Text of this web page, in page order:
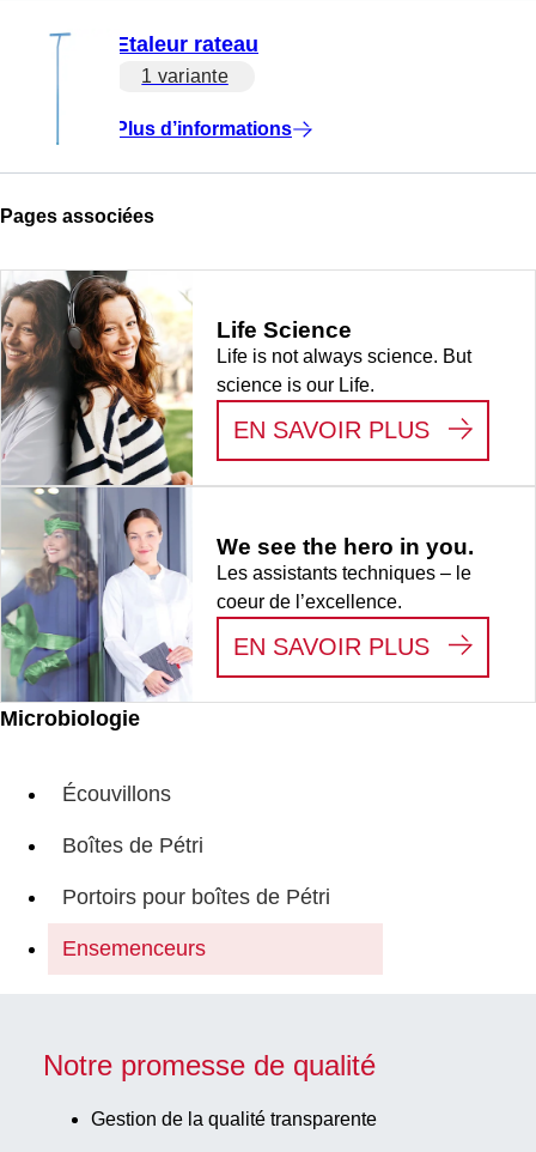
Microbiologie
Écouvillons
Boîtes de Pétri
Portoirs pour boîtes de Pétri
Ensemenceurs
Etaleur rateau
1 variante
Plus d’informations
Pages associées
Life Science
Life is not always science. But
science is our Life.
EN SAVOIR PLUS: LIFE
We see the hero in you.
Les assistants techniques – le
coeur de l’excellence.
EN SAVOIR PLUS: WE
Notre promesse de qualité
Gestion de la qualité transparente